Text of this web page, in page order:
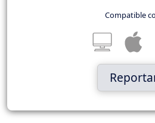
Compatible